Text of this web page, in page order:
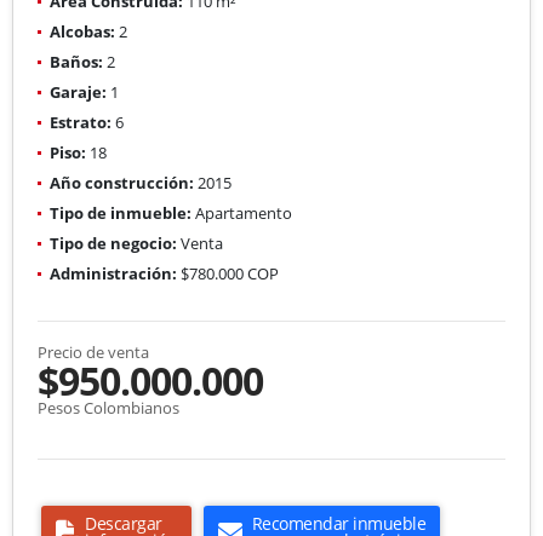
Alcobas: 2
Baños: 2
Garaje: 1
Estrato: 6
Piso: 18
Año construcción: 2015
Tipo de inmueble: Apartamento
Tipo de negocio: Venta
Administración: $780.000 COP
Precio de venta
$950.000.000
Pesos Colombianos
Descargar Recomendar inmueble